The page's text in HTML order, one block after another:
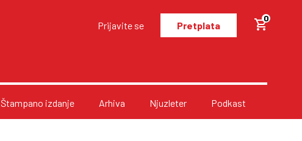
Prijavite se Pretplata
0
Štampano izdanje Arhiva Njuzleter Podkast